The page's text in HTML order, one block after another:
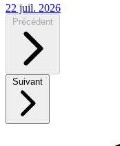
22 juil. 2026
Précédent
Suivant